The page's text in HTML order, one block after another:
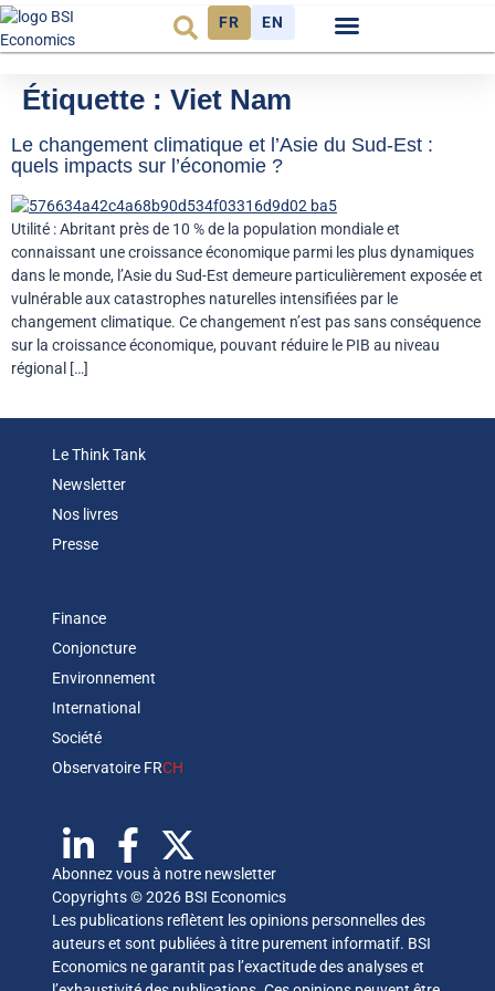
FR EN
Étiquette : Viet Nam
Le changement climatique et l’Asie du Sud-Est :
quels impacts sur l’économie ?
Utilité : Abritant près de 10 % de la population mondiale et
connaissant une croissance économique parmi les plus dynamiques
dans le monde, l’Asie du Sud-Est demeure particulièrement exposée et
vulnérable aux catastrophes naturelles intensifiées par le
changement climatique. Ce changement n’est pas sans conséquence
sur la croissance économique, pouvant réduire le PIB au niveau
régional […]
Le Think Tank
Newsletter
Nos livres
Presse
Finance
Conjoncture
Environnement
International
Société
Observatoire FRCH
Abonnez vous à notre newsletter
Copyrights © 2026 BSI Economics
Les publications reflètent les opinions personnelles des
auteurs et sont publiées à titre purement informatif. BSI
Economics ne garantit pas l’exactitude des analyses et